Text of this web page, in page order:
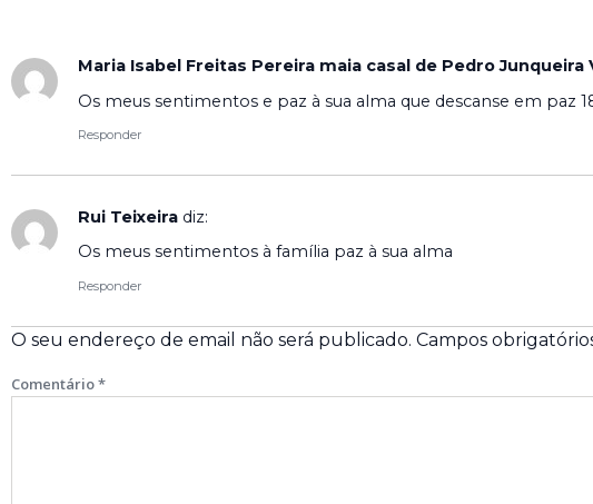
Maria Isabel Freitas Pereira maia casal de Pedro Junqueira
Os meus sentimentos e paz à sua alma que descanse em paz
Responder
Rui Teixeira diz:
Os meus sentimentos à família paz à sua alma
Responder
O seu endereço de email não será publicado. Campos
Comentário*